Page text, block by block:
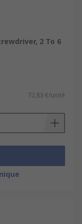
2 To 6
72,83 €/unité